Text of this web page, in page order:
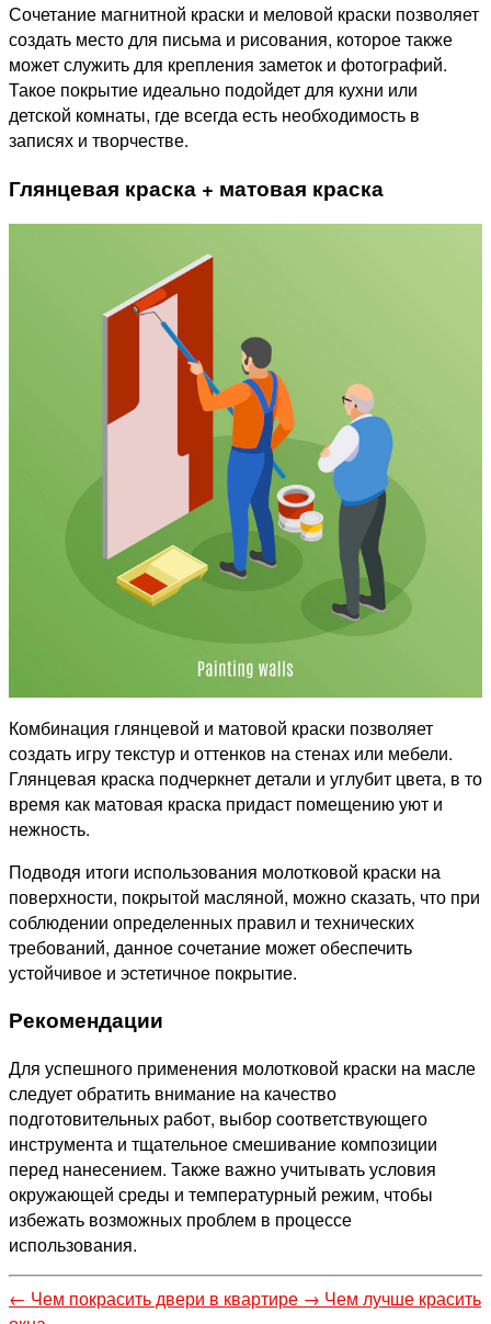
Сочетание магнитной краски и меловой краски позволяет
создать место для письма и рисования, которое также
может служить для крепления заметок и фотографий.
Такое покрытие идеально подойдет для кухни или
детской комнаты, где всегда есть необходимость в
записях и творчестве.
Глянцевая краска + матовая краска
Комбинация глянцевой и матовой краски позволяет
создать игру текстур и оттенков на стенах или мебели.
Глянцевая краска подчеркнет детали и углубит цвета, в то
время как матовая краска придаст помещению уют и
нежность.
Подводя итоги использования молотковой краски на
поверхности, покрытой масляной, можно сказать, что при
соблюдении определенных правил и технических
требований, данное сочетание может обеспечить
устойчивое и эстетичное покрытие.
Рекомендации
Для успешного применения молотковой краски на масле
следует обратить внимание на качество
подготовительных работ, выбор соответствующего
инструмента и тщательное смешивание композиции
перед нанесением. Также важно учитывать условия
окружающей среды и температурный режим, чтобы
избежать возможных проблем в процессе
использования.
← Чем покрасить двери в квартире → Чем лучше красить